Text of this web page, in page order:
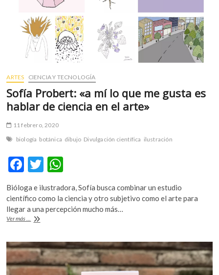
ARTES CIENCIA Y TECNOLOGÍA
Sofía Probert: «a mí lo que me gusta es
hablar de ciencia en el arte»
11 febrero, 2020
biología botánica dibujo Divulgación científica ilustración
F
e
b
o
o
k
T
itt
er
at
s
p
p
Bióloga e ilustradora, Sofía busca combinar un estudio
científico como la ciencia y otro subjetivo como el arte para
llegar a una percepción mucho más…
Ver más ...
Sofía
mí
lo
que
me